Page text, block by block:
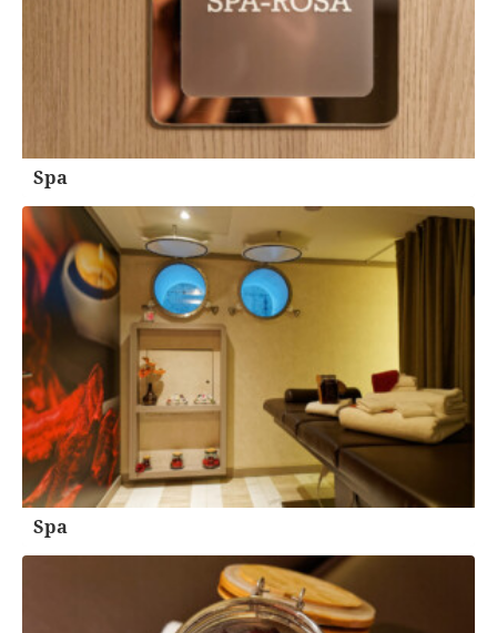
Spa
Spa